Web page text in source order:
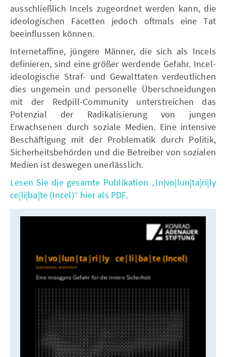
ausschließlich Incels zugeordnet werden kann, die
ideologischen Facetten jedoch oftmals eine Tat
beeinflussen können.
Internetaffine, jüngere Männer, die sich als Incels
definieren, sind eine größer werdende Gefahr. Incel-
ideologische Straf- und Gewalttaten verdeutlichen
dies ungemein und personelle Überschneidungen
mit der Redpill-Community unterstreichen das
Potenzial der Radikalisierung von jungen
Erwachsenen durch soziale Medien. Eine intensive
Beschäftigung mit der Problematik durch Politik,
Sicherheitsbehörden und die Betreiber von sozialen
Medien ist deswegen unerlässlich.
Lesen Sie die gesamte Publikation „In|vo|lun|ta|ri|ly
ce|li|ba|te (Incel)“ hier als PDF.